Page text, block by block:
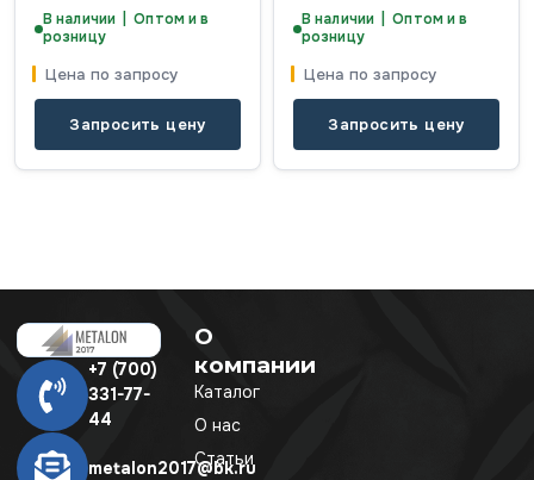
В наличии | Оптом и в
розницу
Цена по запросу
Запросить цену
В наличии | Оптом и в
розницу
Цена по запросу
Запросить цену
+7 (700)
331-77-
44
metalon2017@bk.ru
О
компании
Каталог
О нас
Статьи